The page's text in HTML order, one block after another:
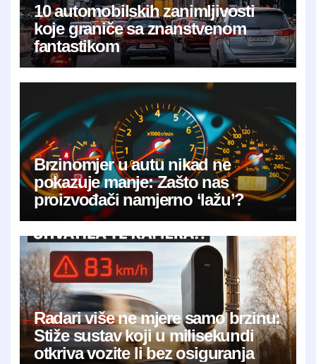
10 automobilskih zanimljivosti
koje graniče sa znanstvenom
fantastikom
Brzinomjer u autu nikad ne
pokazuje manje: Zašto nas
proizvođači namjerno ‘lažu’?
Radari više ne mjere samo brzinu:
Stiže sustav koji u milisekundi
otkriva vozite li bez osiguranja